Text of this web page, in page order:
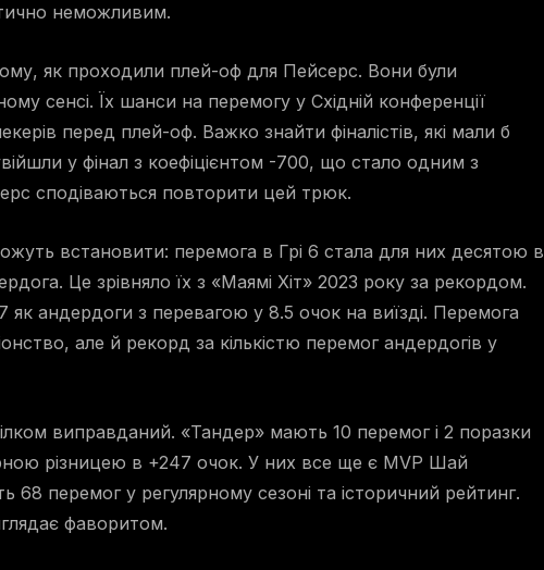
неможливим.
як проходили плей-оф для Пейсерс. Вони були
сенсі. Їх шанси на перемогу у Східній конференції
перед плей-оф. Важко знайти фіналістів, які мали б
у фінал з коефіцієнтом -700, що стало одним з
сподіваються повторити цей трюк.
встановити: перемога в Грі 6 стала для них десятою в
Це зрівняло їх з «Маямі Хіт» 2023 року за рекордом.
андердоги з перевагою у 8.5 очок на виїзді. Перемога
але й рекорд за кількістю перемог андердогів у
виправданий. «Тандер» мають 10 перемог і 2 поразки
різницею в +247 очок. У них все ще є MVP Шай
68 перемог у регулярному сезоні та історичний рейтинг.
фаворитом.